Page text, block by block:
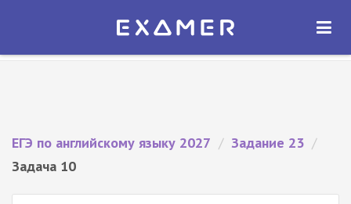
Экзамер — ЕГЭ 2027
ОТКРЫТЬ
ЕГЭ по английскому языку 2027 / Задание 23 /
Задача 10